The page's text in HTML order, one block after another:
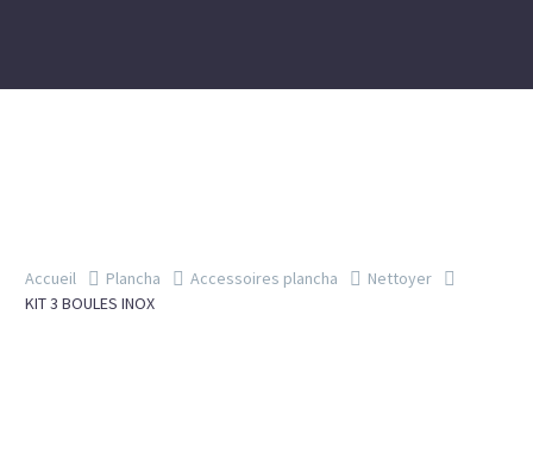
Accueil Plancha Accessoires plancha
Nettoyer
KIT 3 BOULES INOX